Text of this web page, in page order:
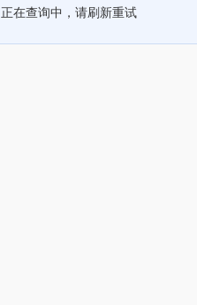
正在查询中，请刷新重试